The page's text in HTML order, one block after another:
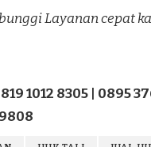
Layanan cepat
1012 8305 | 0895